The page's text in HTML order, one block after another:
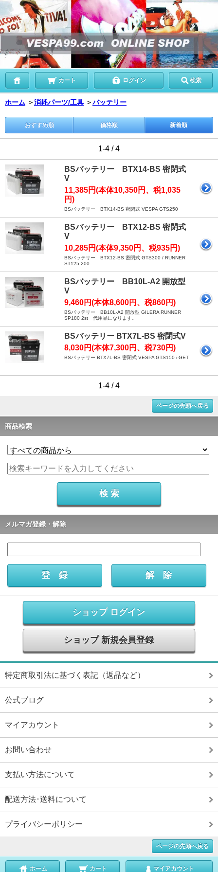
カート ログイン 検索
ホーム ＞消耗パーツ/工具 ＞バッテリー
おすすめ順 価格順 新着順
1-4 / 4
BSバッテリー BTX14-BS 密閉式
V
11,385円(本体10,350円、税1,035
円)
BSバッテリー BTX14-BS 密閉式 VESPA GTS250
BSバッテリー BTX12-BS 密閉式
V
10,285円(本体9,350円、税935円)
BSバッテリー BTX12-BS 密閉式 GTS300 / RUNNER
ST125-200
BSバッテリー BB10L-A2 開放型
V
9,460円(本体8,600円、税860円)
BSバッテリー BB10L-A2 開放型 GILERA RUNNER
SP180 2st 代用品になります。
BSバッテリー BTX7L-BS 密閉式V
8,030円(本体7,300円、税730円)
BSバッテリー BTX7L-BS 密閉式 VESPA GTS150 i-GET
1-4 / 4
ページの先頭へ戻る
商品検索
メルマガ登録・解除
ショップ ログイン
ショップ 新規会員登録
特定商取引法に基づく表記（返品など）
公式ブログ
マイアカウント
お問い合わせ
支払い方法について
配送方法･送料について
プライバシーポリシー
ページの先頭へ戻る
ホーム カート マイアカウント